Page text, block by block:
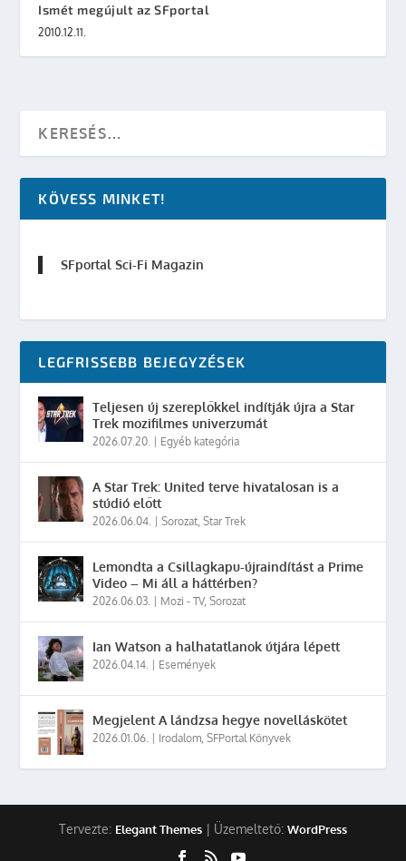
Ismét megújult az SFportal
2010.12.11.
KÖVESS MINKET!
SFportal Sci-Fi Magazin
LEGFRISSEBB BEJEGYZÉSEK
Teljesen új szereplőkkel indítják újra a Star
Trek mozifilmes univerzumát
2026.07.20. Egyéb kategória
A Star Trek: United terve hivatalosan is a
stúdió előtt
2026.06.04. |Sorozat ,Star Trek
Lemondta a Csillagkapu-újraindítást a Prime
Video – Mi áll a háttérben?
2026.06.03. Mozi - TV,Sorozat
Ian Watson a halhatatlanok útjára lépett
2026.04.14. Események
Megjelent A lándzsa hegye novelláskötet
2026.01.06. Irodalom ,SFPortal Könyvek
Tervezte: Elegant Themes | Üzemeltető: WordPress